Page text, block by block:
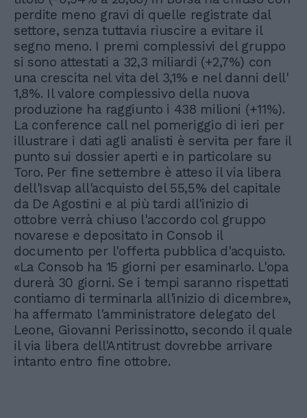
perdite meno gravi di quelle registrate dal
settore, senza tuttavia riuscire a evitare il
segno meno. I premi complessivi del gruppo
si sono attestati a 32,3 miliardi (+2,7%) con
una crescita nel vita del 3,1% e nel danni dell'
1,8%. Il valore complessivo della nuova
produzione ha raggiunto i 438 milioni (+11%).
La conference call nel pomeriggio di ieri per
illustrare i dati agli analisti è servita per fare il
punto sui dossier aperti e in particolare su
Toro. Per fine settembre è atteso il via libera
dell'Isvap all'acquisto del 55,5% del capitale
da De Agostini e al più tardi all'inizio di
ottobre verrà chiuso l'accordo col gruppo
novarese e depositato in Consob il
documento per l'offerta pubblica d'acquisto.
«La Consob ha 15 giorni per esaminarlo. L'opa
durerà 30 giorni. Se i tempi saranno rispettati
contiamo di terminarla all'inizio di dicembre»,
ha affermato l'amministratore delegato del
Leone, Giovanni Perissinotto, secondo il quale
il via libera dell'Antitrust dovrebbe arrivare
intanto entro fine ottobre.